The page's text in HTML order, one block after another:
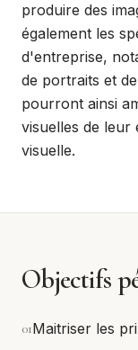
produire des
également les
d'entreprise,
de portraits et
pourront ainsi
visuelles de
visuelle.
Objectifs
01Maitriser les